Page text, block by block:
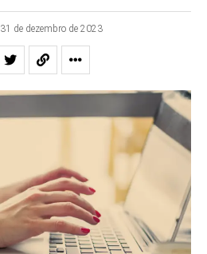
31 de dezembro de 2023